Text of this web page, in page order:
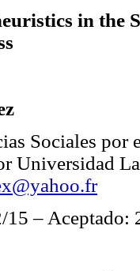
in the
Sociales
Universidad
– Aceptado: